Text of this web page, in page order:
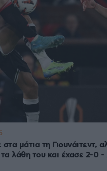
μάτια τη Γιουνάιτεντ,
λάθη του και έχασε 2-0 -